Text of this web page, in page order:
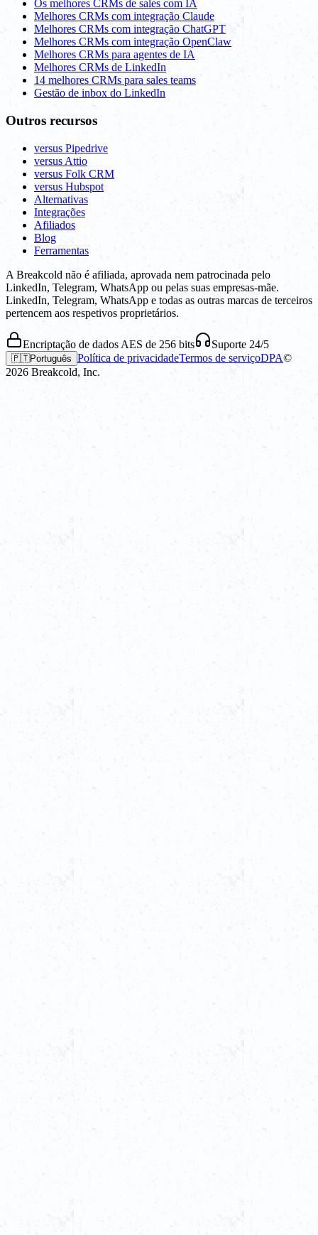
Os melhores CRMs de sales com IA
Melhores CRMs com integração Claude
Melhores CRMs com integração ChatGPT
Melhores CRMs com integração OpenClaw
Melhores CRMs para agentes de IA
Melhores CRMs de LinkedIn
14 melhores CRMs para sales teams
Gestão de inbox do LinkedIn
Outros recursos
versus Pipedrive
versus Attio
versus Folk CRM
versus Hubspot
Alternativas
Integrações
Afiliados
Blog
Ferramentas
A Breakcold não é afiliada, aprovada nem patrocinada pelo
LinkedIn, Telegram, WhatsApp ou pelas suas empresas-mãe.
LinkedIn, Telegram, WhatsApp e todas as outras marcas de terceiros
pertencem aos respetivos proprietários.
Encriptação de dados AES de 256 bits Suporte 24/5
🇵🇹Português Política de privacidadeTermos de serviçoDPA©
2026 Breakcold, Inc.